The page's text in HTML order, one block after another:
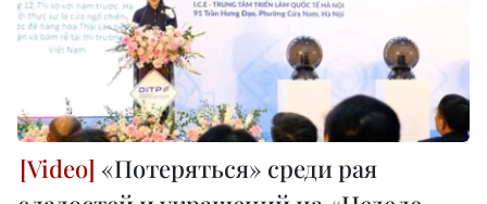
«Потеряться» среди рая